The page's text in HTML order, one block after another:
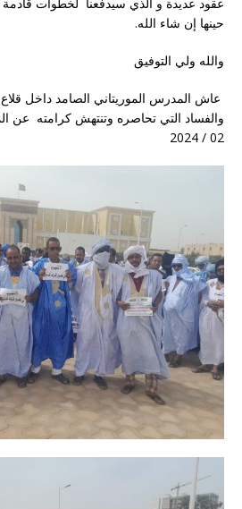
حينها إن شاء الله.
والله ولي التوفيق
عاش المدرس الموريتاني الصامد داخل
02 / 2024